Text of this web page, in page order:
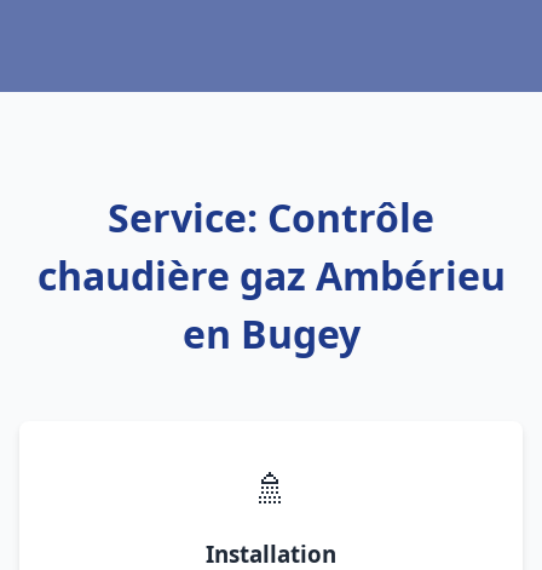
Service: Contrôle
chaudière gaz Ambérieu
en Bugey
🚿
Installation